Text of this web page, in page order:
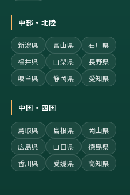
中部・北陸
新潟県 富山県
石川県
福井県
山梨県
長野県
岐阜県
静岡県 愛知県
中国・四国
鳥取県 島根県
岡山県
広島県
山口県
徳島県
香川県
愛媛県 高知県